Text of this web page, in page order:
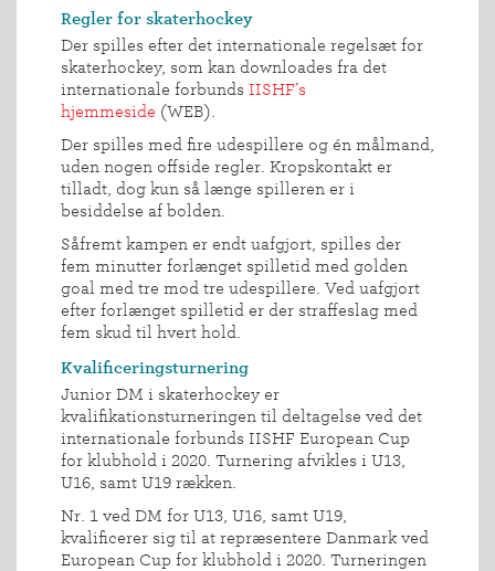
NYHEDER
FORBUNDET
VÆRKTØJSKASSEN
Regler for skaterhockey
Der spilles efter det internationale regelsæt for
skaterhockey, som kan downloades fra det
internationale forbunds IISHF’s
hjemmeside (WEB).
Der spilles med fire udespillere og én målmand,
uden nogen offside regler. Kropskontakt er
tilladt, dog kun så længe spilleren er i
besiddelse af bolden.
Såfremt kampen er endt uafgjort, spilles der
fem minutter forlænget spilletid med golden
goal med tre mod tre udespillere. Ved uafgjort
efter forlænget spilletid er der straffeslag med
fem skud til hvert hold.
Kvalificeringsturnering
Junior DM i skaterhockey er
kvalifikationsturneringen til deltagelse ved det
internationale forbunds IISHF European Cup
for klubhold i 2020. Turnering afvikles i U13,
U16, samt U19 rækken.
Nr. 1 ved DM for U13, U16, samt U19,
kvalificerer sig til at repræsentere Danmark ved
European Cup for klubhold i 2020. Turneringen